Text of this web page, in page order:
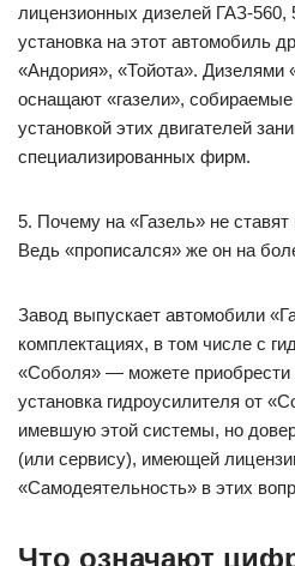
лицензионных дизелей ГАЗ-560,
установка на этот автомобиль
«Андория», «Тойота». Дизелями
оснащают «газели»,
установкой этих двигателей
специализированных фирм.
5. Почему на «Газель» не
Ведь «прописался» же он на
Завод выпускает автомобили
комплектациях, в том числе с
«Соболя» — можете
установка гидроусилителя от
имевшую этой системы, но
(или сервису), имеющей
«Самодеятельность» в этих
Что означают